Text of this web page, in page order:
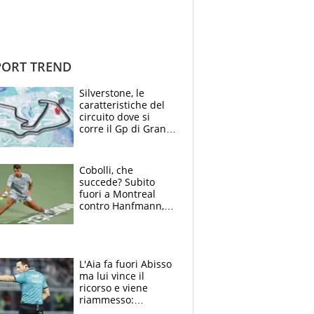
TREND
Silverstone, le
caratteristiche del
circuito dove si
corre il Gp di Gran
Cobolli, che
succede? Subito
fuori a Montreal
contro Hanfmann,
L'Aia fa fuori Abisso
ma lui vince il
ricorso e viene
riammesso: